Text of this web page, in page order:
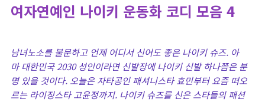
여자연예인 나이키 운동화 코디 모음 4
남녀노소를 불문하고 언제 어디서 신어도 좋은 나이키 슈즈. 아
마 대한민국 2030 성인이라면 신발장에 나이키 신발 하나쯤은 분
명 있을 것이다. 오늘은 자타공인 패셔니스타 효민부터 요즘 떠오
르는 라이징스타 고윤정까지. 나이키 슈즈를 신은 스타들의 패션